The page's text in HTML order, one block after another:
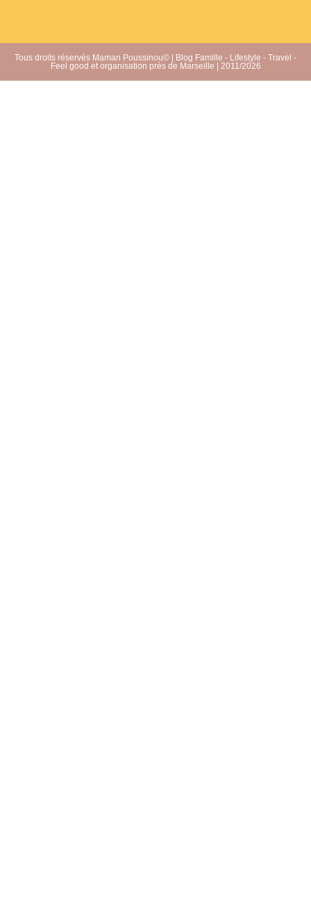
Tous droits réservés Maman Poussinou© | Blog Famille - Lifestyle - Travel -
Feel good et organisation près de Marseille | 2011/2026